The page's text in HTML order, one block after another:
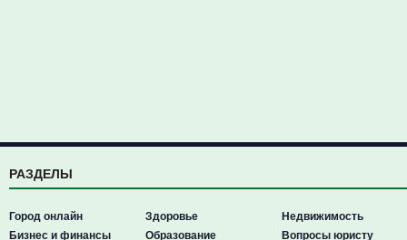
РАЗДЕЛЫ
Город онлайн
Бизнес и финансы
Здоровье
Образование
Недвижимость
Вопросы юристу